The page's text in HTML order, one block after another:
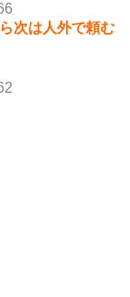
次は人外で頼む